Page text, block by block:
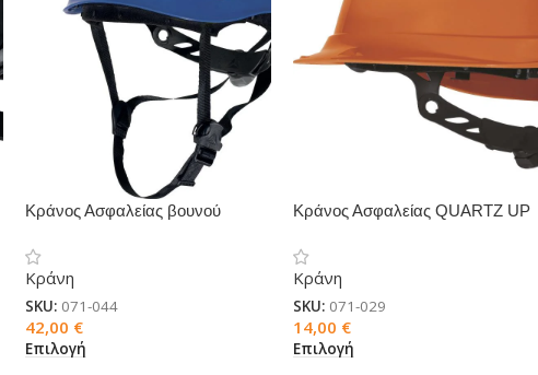
Κράνος Ασφαλείας βουνού
Κράνη
SKU: 071-044
42,00 €
Επιλογή
Κράνος Ασφαλείας QUARTZ UP
Κράνη
SKU: 071-029
14,00 €
Επιλογή